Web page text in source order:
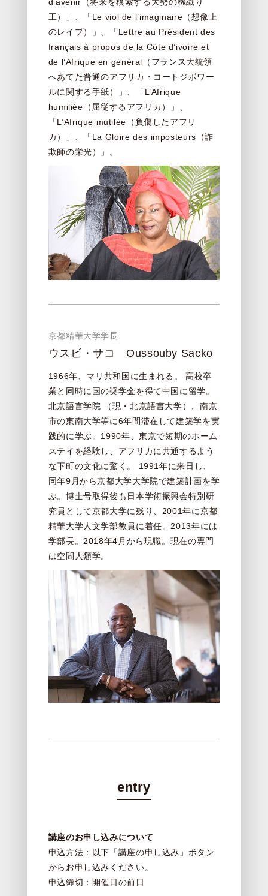
工）」、「Le viol de l’imaginaire（想像上
のレイプ）」、「Lettre au Président des
français à propos de la Côte d’ivoire et
de l’Afrique en général（フランス大統領
へあてた普通のアフリカ・コートジボワー
ルに関する手紙）」、「L’Afrique
humiliée（屈従するアフリカ）」、
「L’Afrique mutilée（負傷したアフリ
カ）」、「La Gloire des imposteurs（詐
欺師の栄光）」。
京都精華大学学長
ウスビ・サコ Oussouby Sacko
1966年、マリ共和国に生まれる。 高校卒
業と同時に国の奨学金を得て中国に留学。
北京語言学院 （現・北京語言大学）、南京
市の東南大学等に6年間滞在して建築学を実
践的に学ぶ。1990年、東京で短期のホーム
ステイを経験し、アフリカに共通するよう
な下町の文化に驚く。 1991年に来日し、
同年9月から京都大学大学院で建築計画を学
ぶ。博士号取得後も日本学術振興会特別研
究員として京都大学に残り、2001年に京都
精華大学人文学部教員に着任。2013年には
学部長。2018年4月から現職。現在の専門
は空間人類学。
entry
講座のお申し込みについて
申込方法：以下「講座の申し込み」ボタン
からお申し込みください。
申込締切：開催日の前日